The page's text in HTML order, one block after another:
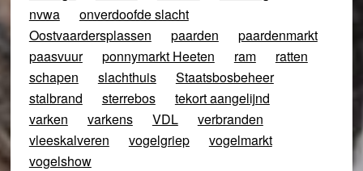
nvwa
onverdoofde slacht
Oostvaardersplassen
paarden
paardenmarkt
paasvuur
ponnymarkt Heeten ram
ratten
schapen
slachthuis
Staatsbosbeheer
stalbrand
sterrebos
tekort aangelijnd
varken
varkens VDL
verbranden
vleeskalveren
vogelgriep
vogelmarkt
vogelshow